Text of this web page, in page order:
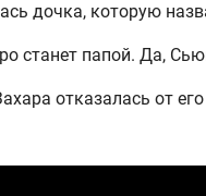
дочка, которую
станет папой. Да,
отказалась от